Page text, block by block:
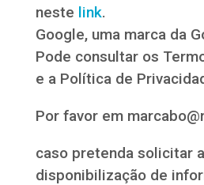
neste link.
Google, uma marca da
Pode consultar os
e a Política de
Por favor em
caso pretenda solicitar a
disponibilização de